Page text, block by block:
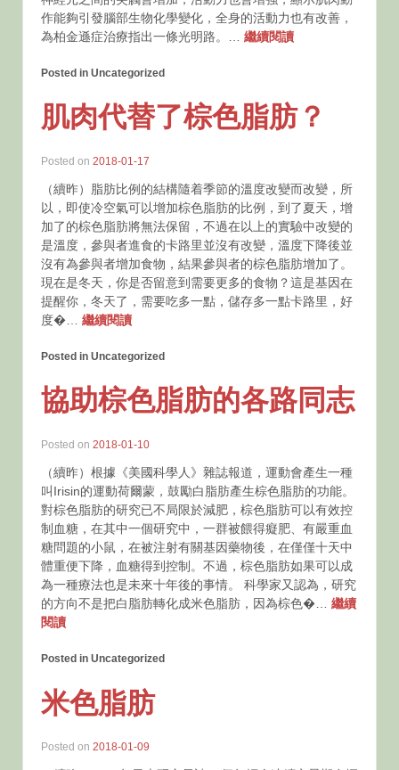
作能夠引發腦部生物化學變化，全身的活動力也有改善，
為柏金遜症治療指出一條光明路。… 繼續閱讀
Posted in Uncategorized
肌肉代替了棕色脂肪？
Posted on 2018-01-17
（續昨）脂肪比例的結構隨着季節的溫度改變而改變，所
以，即使冷空氣可以增加棕色脂肪的比例，到了夏天，增
加了的棕色脂肪將無法保留，不過在以上的實驗中改變的
是溫度，參與者進食的卡路里並沒有改變，溫度下降後並
沒有為參與者增加食物，結果參與者的棕色脂肪增加了。
現在是冬天，你是否留意到需要更多的食物？這是基因在
提醒你，冬天了，需要吃多一點，儲存多一點卡路里，好
度�… 繼續閱讀
Posted in Uncategorized
協助棕色脂肪的各路同志
Posted on 2018-01-10
（續昨）根據《美國科學人》雜誌報道，運動會產生一種
叫Irisin的運動荷爾蒙，鼓勵白脂肪產生棕色脂肪的功能。
對棕色脂肪的研究已不局限於減肥，棕色脂肪可以有效控
制血糖，在其中一個研究中，一群被餵得癡肥、有嚴重血
糖問題的小鼠，在被注射有關基因藥物後，在僅僅十天中
體重便下降，血糖得到控制。不過，棕色脂肪如果可以成
為一種療法也是未來十年後的事情。 科學家又認為，研究
的方向不是把白脂肪轉化成米色脂肪，因為棕色�… 繼續
閱讀
Posted in Uncategorized
米色脂肪
Posted on 2018-01-09